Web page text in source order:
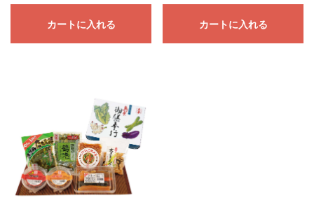
カートに入れる カートに入れる